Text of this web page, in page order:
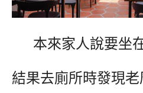
本來家人說要坐
結果去廁所時發現